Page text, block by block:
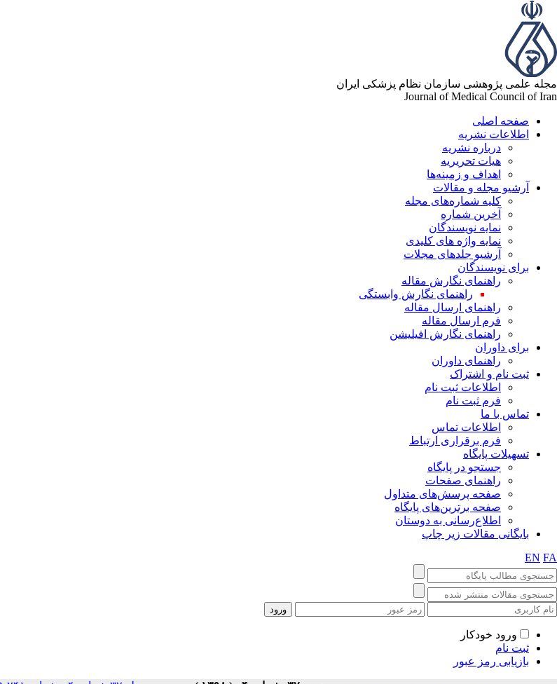
مجله علمی پژوهشی سازمان نظام پزشکی ایران
Journal of Medical Council of Iran
صفحه اصلی
اطلاعات نشریه
درباره نشریه
هیات تحریریه
اهداف و زمینه‌ها
آرشیو مجله و مقالات
کلیه شماره‌های مجله
آخرین شماره
نمایه نویسندگان
نمایه واژه های کلیدی
آرشیو جلدهای مجلات
برای نویسندگان
راهنمای نگارش مقاله
راهنمای نگارش وابستگی
راهنمای ارسال مقاله
فرم ارسال مقاله
راهنمای نگارش افیلیشن
برای داوران
راهنمای داوران
ثبت نام و اشتراک
اطلاعات ثبت نام
فرم ثبت نام
تماس با ما
اطلاعات تماس
فرم برقراری ارتباط
تسهیلات پایگاه
جستجو در پایگاه
راهنمای صفحات
صفحه پرسش‌های متداول
صفحه برترین‌های پایگاه
اطلاع‌رسانی به دوستان
بایگانی مقالات زیر چاپ
EN FA
ورود خودکار
ثبت نام
بازیابی رمز عبور